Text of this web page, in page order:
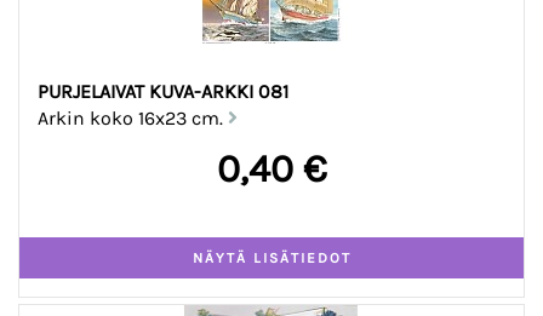
PURJELAIVAT KUVA-ARKKI 081
Arkin koko 16x23 cm.
0,40 €